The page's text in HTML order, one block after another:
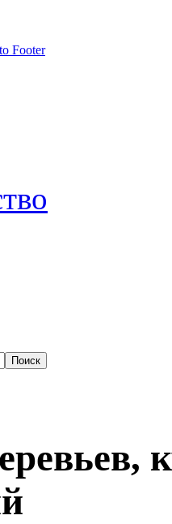
Footer